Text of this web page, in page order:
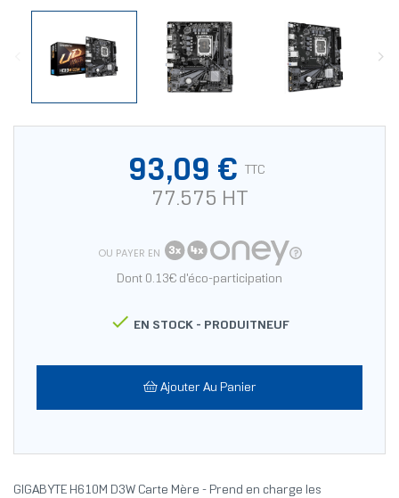
93,09 € TTC
77.575 HT
OU PAYER EN
Dont 0.13€ d'éco-participation
 EN STOCK - PRODUITNEUF
Ajouter Au Panier
GIGABYTE H610M D3W Carte Mère - Prend en charge les